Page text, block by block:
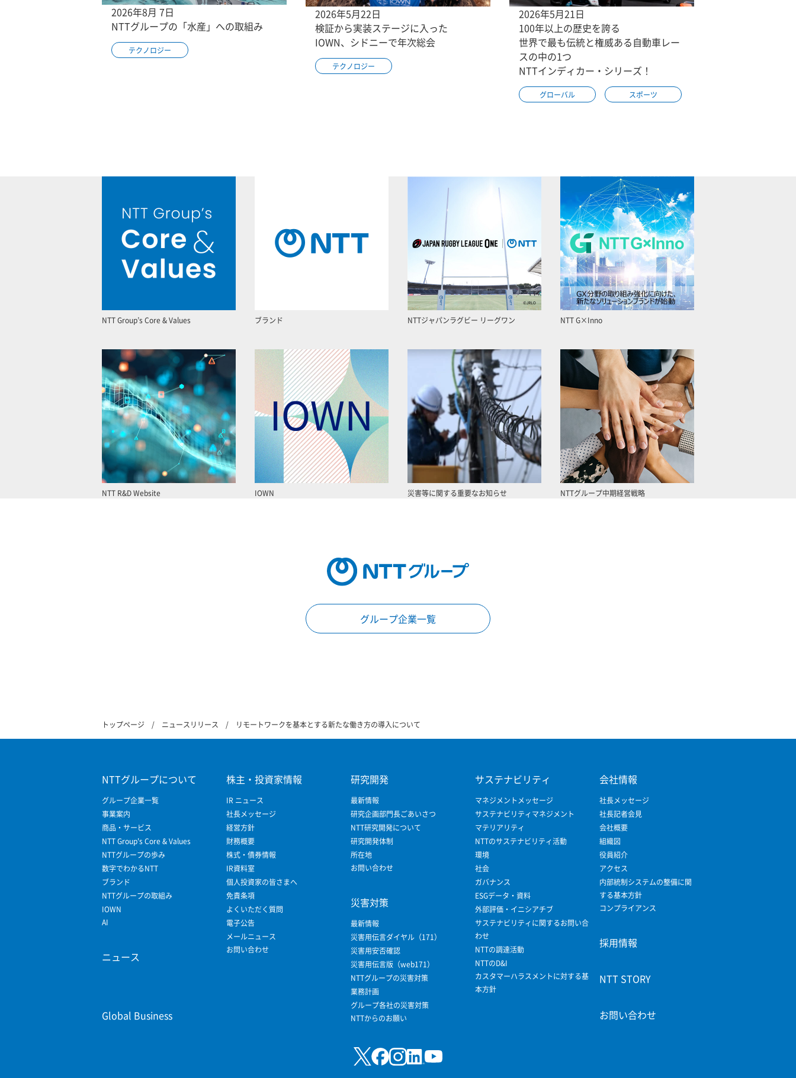
2026年8月 7日
NTTグループの「水産」への取組み
テクノロジー
2026年5月22日
検証から実装ステージに入った
IOWN、シドニーで年次総会
テクノロジー
2026年5月21日
100年以上の歴史を誇る
世界で最も伝統と権威ある自動車レー
スの中の1つ
NTTインディカー・シリーズ！
グローバル スポーツ
NTT Group’s Core & Values ブランド NTTジャパンラグビー リーグワン NTT G×Inno
NTT R&D Website IOWN 災害等に関する重要なお知らせ NTTグループ中期経営戦略
グループ企業一覧
トップページ ニュースリリース リモートワークを基本とする新たな働き方の導入について
NTTグループについて
グループ企業一覧
事業案内
商品・サービス
NTT Group's Core & Values
NTTグループの歩み
数字でわかるNTT
ブランド
NTTグループの取組み
IOWN
AI
ニュース
Global Business
株主・投資家情報
IR ニュース
社長メッセージ
経営方針
財務概要
株式・債券情報
IR資料室
個人投資家の皆さまへ
免責条項
よくいただく質問
電子公告
メールニュース
お問い合わせ
研究開発
最新情報
研究企画部門長ごあいさつ
NTT研究開発について
研究開発体制
所在地
お問い合わせ
災害対策
最新情報
災害用伝言ダイヤル（171）
災害用安否確認
災害用伝言版（web171）
NTTグループの災害対策
業務計画
グループ各社の災害対策
NTTからのお願い
サステナビリティ
マネジメントメッセージ
サステナビリティマネジメント
マテリアリティ
NTTのサステナビリティ活動
環境
社会
ガバナンス
ESGデータ・資料
外部評価・イニシアチブ
サステナビリティに関するお問い合
わせ
NTTの調達活動
NTTのD&I
カスタマーハラスメントに対する基
本方針
会社情報
社長メッセージ
社長記者会見
会社概要
組織図
役員紹介
アクセス
内部統制システムの整備に関
する基本方針
コンプライアンス
採用情報
NTT STORY
お問い合わせ